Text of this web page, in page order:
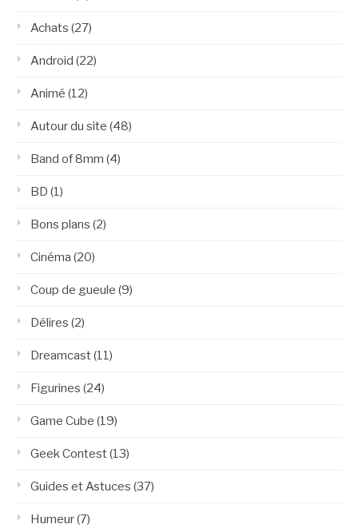
Achats (27)
Android (22)
Animé (12)
Autour du site (48)
Band of 8mm (4)
BD (1)
Bons plans (2)
Cinéma (20)
Coup de gueule (9)
Délires (2)
Dreamcast(11)
Figurines (24)
Game Cube (19)
Geek Contest(13)
Guides et Astuces (37)
Humeur(7)